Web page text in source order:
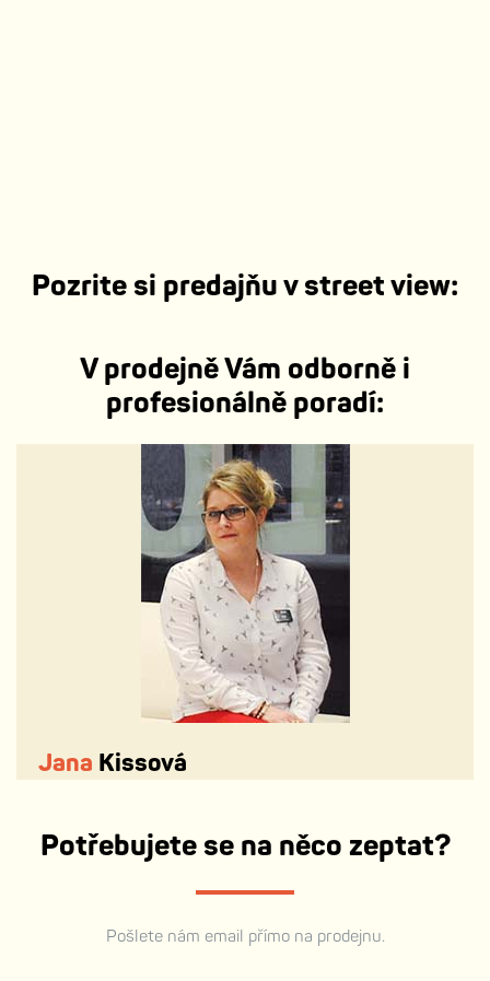
Pozrite si predajňu v street view:
V prodejně Vám odborně i
profesionálně poradí:
Jana Kissová
Potřebujete se na něco zeptat?
Pošlete nám email přímo na prodejnu.